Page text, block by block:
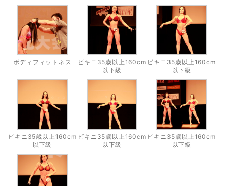
ボディフィットネス
ビキニ35歳以上160cm
以下級
ビキニ35歳以上160cm
以下級
ビキニ35歳以上160cm
以下級
ビキニ35歳以上160cm
以下級
ビキニ35歳以上160cm
以下級